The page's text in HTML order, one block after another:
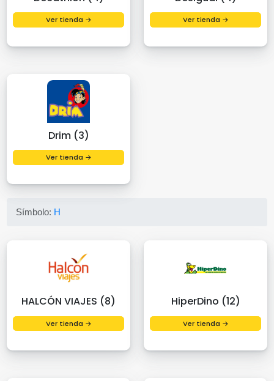
Ver tienda → Ver tienda →
Drim (3)
Ver tienda →
Símbolo: H
HALCÓN VIAJES (8)
Ver tienda →
HiperDino (12)
Ver tienda →